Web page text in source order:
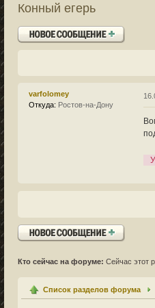
Конный егерь
Ответить
varfolomey
Откуда: Ростов-на-Дону
Ответить
Кто сейчас на форуме: Сейчас этот
Список разделов форума